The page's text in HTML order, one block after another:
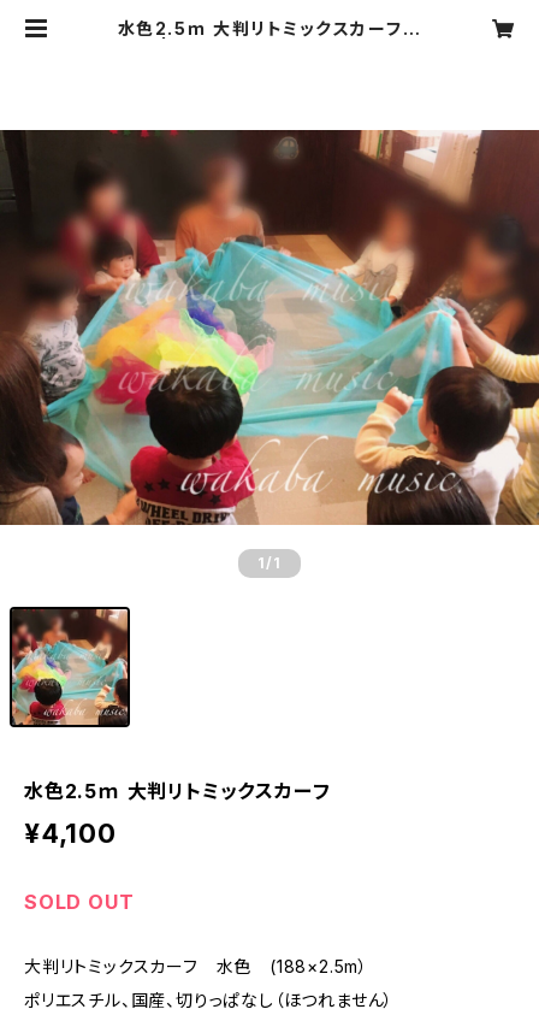
水色2.5ｍ 大判リトミックスカーフ
1 /1
水色2.5ｍ 大判リトミックスカーフ
¥4,100
SOLD OUT
大判リトミックスカーフ 水色 (188×2.5m）
ポリエスチル、国産、切りっぱなし（ほつれません）